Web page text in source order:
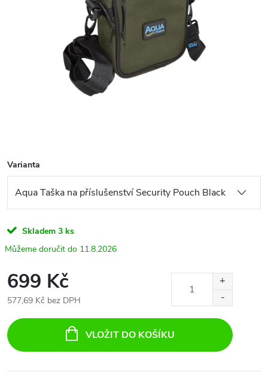
Varianta
Skladem 3 ks
11.8.2026
699 Kč
577,69 Kč bez DPH
cena:
VLOŽIT DO KOŠÍKU